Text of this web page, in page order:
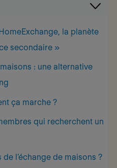
la planète
secondaire »
: une alternative
ça marche ?
qui recherchent un
l’échange de maisons ?